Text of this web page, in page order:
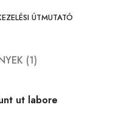
ÚTMUTATÓ
(1)
ut labore